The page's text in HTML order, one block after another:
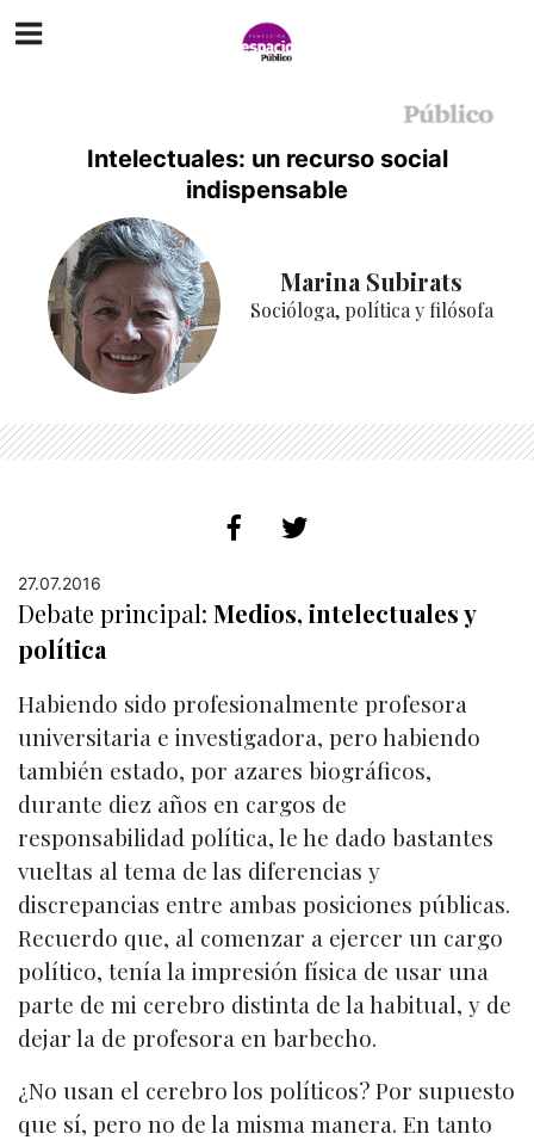
Intelectuales: un recurso social
indispensable
Marina Subirats
Socióloga, política y filósofa
27.07.2016
Debate principal: Medios, intelectuales y
política
Habiendo sido profesionalmente profesora
universitaria e investigadora, pero habiendo
también estado, por azares biográficos,
durante diez años en cargos de
responsabilidad política, le he dado bastantes
vueltas al tema de las diferencias y
discrepancias entre ambas posiciones públicas.
Recuerdo que, al comenzar a ejercer un cargo
político, tenía la impresión física de usar una
parte de mi cerebro distinta de la habitual, y de
dejar la de profesora en barbecho.
¿No usan el cerebro los políticos? Por supuesto
que sí, pero no de la misma manera. En tanto